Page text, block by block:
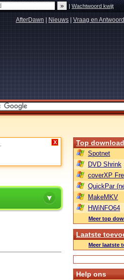
|Wachtwoord kwijt
AfterDawn Nieuws Vraag en Antwoord
X Top
Spotnet
DVD Shrink
coverXP
QuickPar
MakeMKV
HWiNFO64
Meer top
Laatste
Meer laatste
Help ons